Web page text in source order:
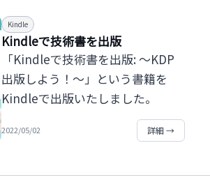
Kindle
Kindleで技術書を出版
「Kindleで技術書を出版: ～KDP
出版しよう！～」という書籍を
Kindleで出版いたしました。
2022/05/02 詳細 →